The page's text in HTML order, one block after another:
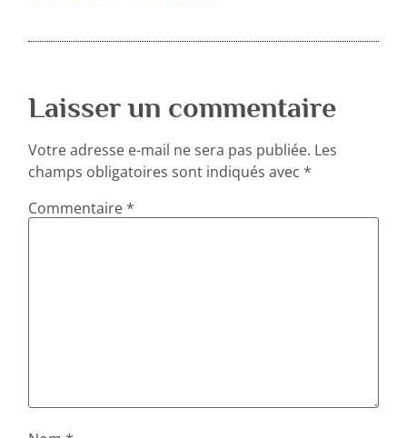
Laisser un commentaire
Votre adresse e-mail ne sera pas publiée. Les
champs obligatoires sont indiqués avec*
Commentaire*